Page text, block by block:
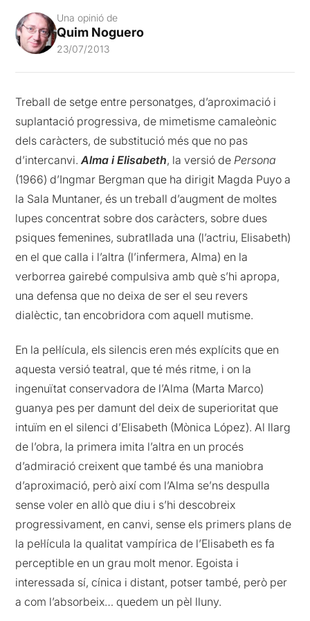
Una opinió de
Quim Noguero
23/07/2013
Treball de setge entre personatges, d’aproximació i
suplantació progressiva, de mimetisme camaleònic
dels caràcters, de substitució més que no pas
d’intercanvi.Alma i Elisabeth, la versió dePersona
(1966) d’Ingmar Bergman que ha dirigit Magda Puyo a
la Sala Muntaner, és un treball d’augment de moltes
lupes concentrat sobre dos caràcters, sobre dues
psiques femenines, subratllada una (l’actriu, Elisabeth)
en el que calla i l’altra (l’infermera, Alma) en la
verborrea gairebé compulsiva amb què s’hi apropa,
una defensa que no deixa de ser el seu revers
dialèctic, tan encobridora com aquell mutisme.
En la pel·lícula, els silencis eren més explícits que en
aquesta versió teatral, que té més ritme, i on la
ingenuïtat conservadora de l’Alma (Marta Marco)
guanya pes per damunt del deix de superioritat que
intuïm en el silenci d’Elisabeth (Mònica López). Al llarg
de l’obra, la primera imita l’altra en un procés
d’admiració creixent que també és una maniobra
d’aproximació, però així com l’Alma se’ns despulla
sense voler en allò que diu i s’hi descobreix
progressivament, en canvi, sense els primers plans de
la pel·lícula la qualitat vampírica de l’Elisabeth es fa
perceptible en un grau molt menor. Egoista i
interessada sí, cínica i distant, potser també, però per
a com l’absorbeix… quedem un pèl lluny.